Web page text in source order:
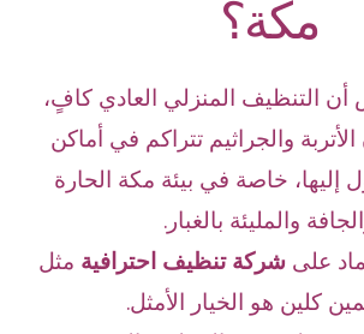
مكة؟
أن التنظيف المنزلي العادي كافٍ،
والجراثيم تتراكم في أماكن
خاصة في بيئة مكة الحارة
والمليئة بالغبار.
على شركة تنظيف احترافية مثل
كلين هو الخيار الأمثل.